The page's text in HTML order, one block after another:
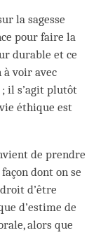
la sagesse
pour faire la
durable et ce
à voir avec
; il s’agit plutôt
éthique est
de prendre
dont on se
d’être
d’estime de
alors que